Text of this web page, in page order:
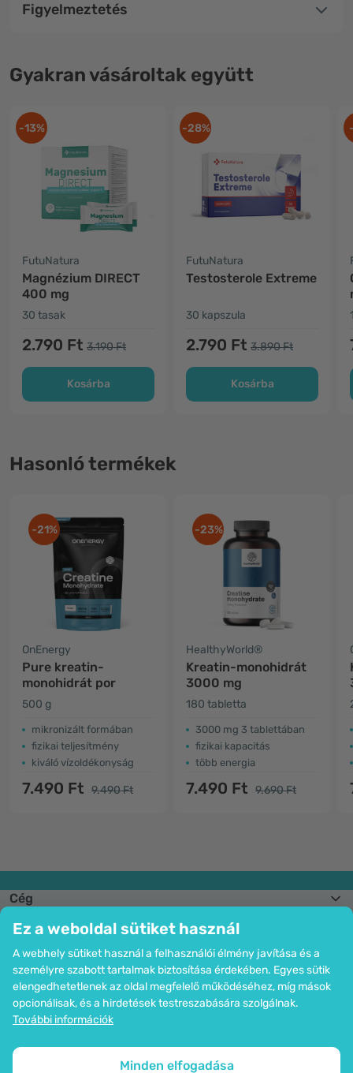
Ez a weboldal sütiket használ
A webhely sütiket használ a felhasználói élmény javítása és a
személyre szabott tartalmak biztosítása érdekében. Egyes sütik
elengedhetetlenek az oldal megfelelő működéséhez, míg mások
opcionálisak, és a hirdetések testreszabására szolgálnak.
További információk
Minden elfogadása
Figyelmeztetés
Gyakran vásároltak együtt
-13%
FutuNatura
Magnézium DIRECT
400 mg
30 tasak
2.790 Ft 3.190 Ft
Kosárba
-28%
FutuNatura
Testosterole Extreme
30 kapszula
2.790 Ft 3.890 Ft
Kosárba
Hasonló termékek
-21%
OnEnergy
Pure kreatin-
monohidrát por
500 g
mikronizált formában
fizikai teljesítmény
kiváló vízoldékonyság
7.490 Ft 9.490 Ft
-23%
HealthyWorld®
Kreatin-monohidrát
3000 mg
180 tabletta
3000 mg 3 tablettában
fizikai kapacitás
több energia
7.490 Ft 9.690 Ft
Cég
Csatlakozzon hozzánk
Segítség és megrendelések
Bankkártyás fizetési lehetőség. A személyes adatok garantált védelme
SSL titkosítással.
Az oldal térképe